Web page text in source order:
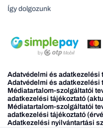
Így dolgozunk
Adatvédelmi és adatkezelési
Adatvédelmi és adatkezelési
Médiatartalom-szolgáltatói
adatkezelési tájékoztató
Médiatartalom-szolgáltatói
adatkezelési tájékoztató
Adatkezelési nyilvántartási